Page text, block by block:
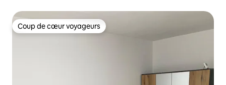
Coup de cœur voyageurs
Coup de cœur voyageurs